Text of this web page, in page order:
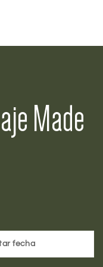
Made
fecha